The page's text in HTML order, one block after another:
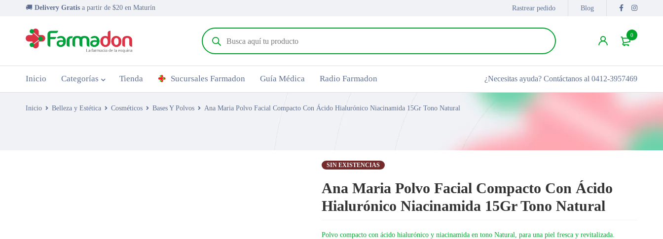
🚚 Delivery Gratis a partir de $20 en Maturín Rastrear pedido Blog
0
Inicio Categorías Tienda Sucursales Farmadon Guía Médica Radio Farmadon ¿Necesitas ayuda? Contáctanos al 0412-3957469
Inicio Belleza y Estética Cosméticos Bases Y Polvos Ana Maria Polvo Facial Compacto Con Ácido Hialurónico Niacinamida 15Gr Tono Natural
SIN EXISTENCIAS
Ana Maria Polvo Facial Compacto Con Ácido
Hialurónico Niacinamida 15Gr Tono Natural
Polvo compacto con ácido hialurónico y niacinamida en tono Natural, para una piel fresca y revitalizada.